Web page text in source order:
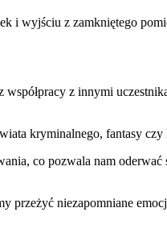
i wyjściu z zamkniętego
z innymi
kryminalnego, fantasy
co pozwala nam
przeżyć niezapomniane